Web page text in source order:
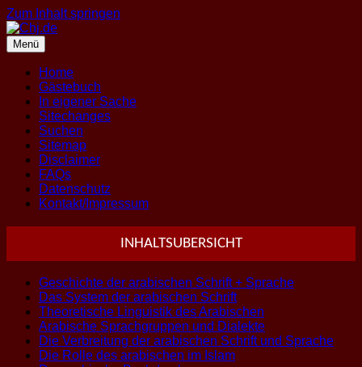
Zum Inhalt springen
Menü
Home
Gästebuch
In eigener Sache
Sitechanges
Suchen
Sitemap
Disclaimer
FAQs
Datenschutz
Kontakt/Impressum
INHALTSUBERSICHT
Geschichte der arabischen Schrift + Sprache
Das System der arabischen Schrift
Theoretische Linguistik des Arabischen
Arabische Sprachgruppen und Dialekte
Die Verbreitung der arabischen Schrift und Sprache
Die Rolle des arabischen im Islam